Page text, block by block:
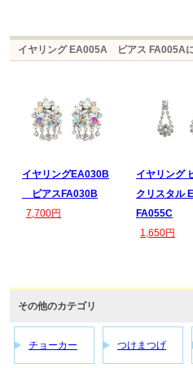
イヤリング EA005A ピアス FA005A
イヤリングEA030B
ピアスFA030B
7,700円
イヤリング
クリスタル
FA055C
1,650円
その他のカテゴリ
チョーカー つけまつげ